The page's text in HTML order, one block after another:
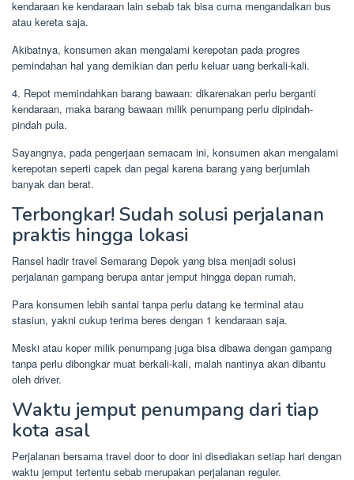
kendaraan ke kendaraan lain sebab tak bisa cuma mengandalkan bus
atau kereta saja.
Akibatnya, konsumen akan mengalami kerepotan pada progres
pemindahan hal yang demikian dan perlu keluar uang berkali-kali.
4. Repot memindahkan barang bawaan: dikarenakan perlu berganti
kendaraan, maka barang bawaan milik penumpang perlu dipindah-
pindah pula.
Sayangnya, pada pengerjaan semacam ini, konsumen akan mengalami
kerepotan seperti capek dan pegal karena barang yang berjumlah
banyak dan berat.
Terbongkar! Sudah solusi perjalanan
praktis hingga lokasi
Ransel hadir travel Semarang Depok yang bisa menjadi solusi
perjalanan gampang berupa antar jemput hingga depan rumah.
Para konsumen lebih santai tanpa perlu datang ke terminal atau
stasiun, yakni cukup terima beres dengan 1 kendaraan saja.
Meski atau koper milik penumpang juga bisa dibawa dengan gampang
tanpa perlu dibongkar muat berkali-kali, malah nantinya akan dibantu
oleh driver.
Waktu jemput penumpang dari tiap
kota asal
Perjalanan bersama travel door to door ini disediakan setiap hari dengan
waktu jemput tertentu sebab merupakan perjalanan reguler.